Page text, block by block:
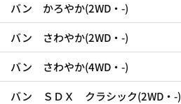
バン かろやか(2WD・-)
バン さわやか(2WD・-)
バン さわやか(4WD・-)
バン ＳＤＸ クラシック(2WD・-)